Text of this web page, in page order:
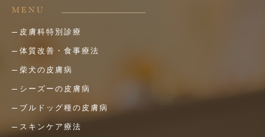
MENU
皮膚科特別診療
体質改善・食事療法
柴犬の皮膚病
シーズーの皮膚病
ブルドッグ種の皮膚病
スキンケア療法